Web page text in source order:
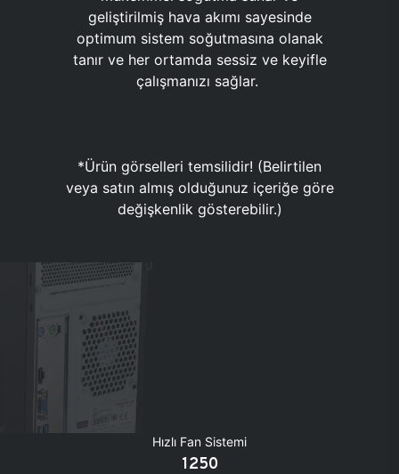
geliştirilmiş hava akımı sayesinde
optimum sistem soğutmasına olanak
tanır ve her ortamda sessiz ve keyifle
çalışmanızı sağlar.
*Ürün görselleri temsilidir! (Belirtilen
veya satın almış olduğunuz içeriğe göre
değişkenlik gösterebilir.)
Hızlı Fan Sistemi
1250